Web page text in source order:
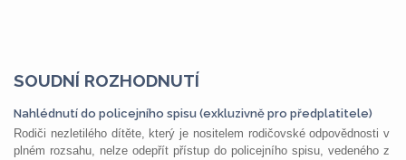
SOUDNÍ ROZHODNUTÍ
Nahlédnutí do policejního spisu (exkluzivně pro předplatitele)
Rodiči nezletilého dítěte, který je nositelem rodičovské odpovědnosti v
plném rozsahu, nelze odepřít přístup do policejního spisu, vedeného z